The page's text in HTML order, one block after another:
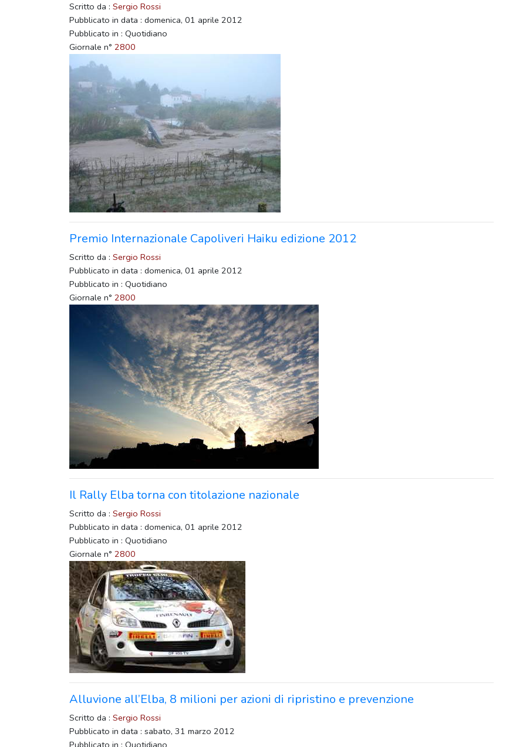
Scritto da : Sergio Rossi
Pubblicato in data : domenica, 01 aprile 2012
Pubblicato in : Quotidiano
Giornale n° 2800
Premio Internazionale Capoliveri Haiku edizione 2012
Scritto da : Sergio Rossi
Pubblicato in data : domenica, 01 aprile 2012
Pubblicato in : Quotidiano
Giornale n° 2800
Il Rally Elba torna con titolazione nazionale
Scritto da : Sergio Rossi
Pubblicato in data : domenica, 01 aprile 2012
Pubblicato in : Quotidiano
Giornale n° 2800
Alluvione all’Elba, 8 milioni per azioni di ripristino e prevenzione
Scritto da : Sergio Rossi
Pubblicato in data : sabato, 31 marzo 2012
Pubblicato in : Quotidiano